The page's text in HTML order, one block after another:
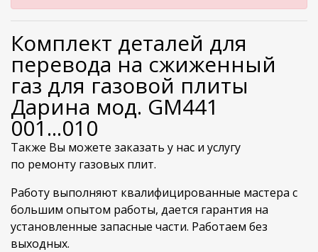
Комплект деталей для
перевода на сжиженный
газ для газовой плиты
Дарина мод. GM441
001...010
Также Вы можете заказать у нас и услугу
по ремонту газовых плит.
Работу выполняют квалифицированные мастера с
большим опытом работы, дается гарантия на
установленные запасные части. Работаем без
выходных.